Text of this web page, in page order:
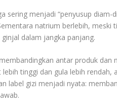
sering menjadi “penyusup
natrium berlebih, meski
dalam jangka panjang.
antar produk dan
tinggi dan gula lebih
label gizi menjadi nyata: